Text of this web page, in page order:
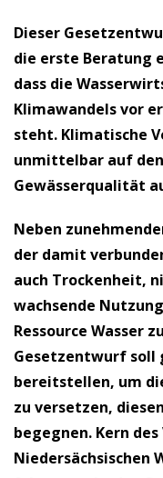
Dieser
die erste Beratung
dass die
Klimawandels vor
steht. Klimatische
unmittelbar auf
Gewässerqualität
Neben
der damit
auch Trockenheit,
wachsende
Ressource Wasser
Gesetzentwurf soll
bereitstellen, um
zu versetzen,
begegnen. Kern
Niedersächsischen